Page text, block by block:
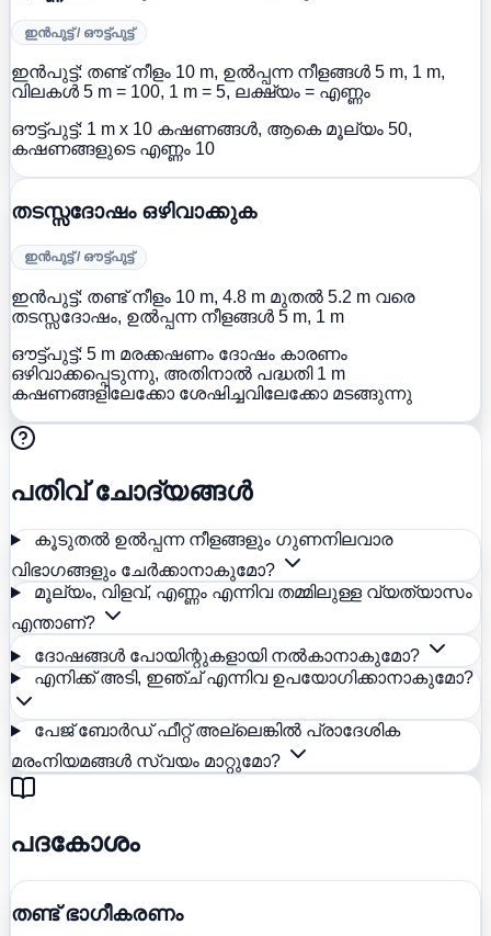
ഇൻപുട്ട് / ഔട്ട്പുട്ട്
ഇൻപുട്ട്: തണ്ട് നീളം 10 m, ഉൽപ്പന്ന നീളങ്ങൾ 5 m, 1 m,
വിലകൾ 5 m = 100, 1 m = 5, ലക്ഷ്യം = എണ്ണം
ഔട്ട്പുട്ട്: 1 m x 10 കഷണങ്ങൾ, ആകെ മൂല്യം 50,
കഷണങ്ങളുടെ എണ്ണം 10
തടസ്സദോഷം ഒഴിവാക്കുക
ഇൻപുട്ട് / ഔട്ട്പുട്ട്
ഇൻപുട്ട്: തണ്ട് നീളം 10 m, 4.8 m മുതൽ 5.2 m വരെ
തടസ്സദോഷം, ഉൽപ്പന്ന നീളങ്ങൾ 5 m, 1 m
ഔട്ട്പുട്ട്: 5 m മരക്കഷണം ദോഷം കാരണം
ഒഴിവാക്കപ്പെടുന്നു, അതിനാൽ പദ്ധതി 1 m
കഷണങ്ങളിലേക്കോ ശേഷിച്ചവിലേക്കോ മടങ്ങുന്നു
പതിവ് ചോദ്യങ്ങൾ
കൂടുതൽ ഉൽപ്പന്ന നീളങ്ങളും ഗുണനിലവാര
വിഭാഗങ്ങളും ചേർക്കാനാകുമോ?
മൂല്യം, വിളവ്, എണ്ണം എന്നിവ തമ്മിലുള്ള വ്യത്യാസം
എന്താണ്?
ദോഷങ്ങൾ പോയിന്റുകളായി നൽകാനാകുമോ?
എനിക്ക് അടി, ഇഞ്ച് എന്നിവ ഉപയോഗിക്കാനാകുമോ?
പേജ് ബോർഡ് ഫീറ്റ് അല്ലെങ്കിൽ പ്രാദേശിക
മരംനിയമങ്ങൾ സ്വയം മാറ്റുമോ?
പദകോശം
തണ്ട് ഭാഗീകരണം